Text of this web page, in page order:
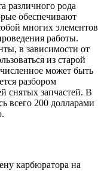
различного рода
обеспечивают
многих элементов
работы.
в зависимости от
из старой
может быть
разбором
снятых запчастей. В
всего 200 долларами
карбюратора на